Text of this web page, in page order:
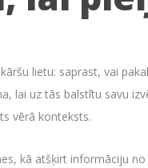
lietu: saprast, vai
lai uz tās balstītu savu
vērā konteksts.
kā atšķirt informāciju